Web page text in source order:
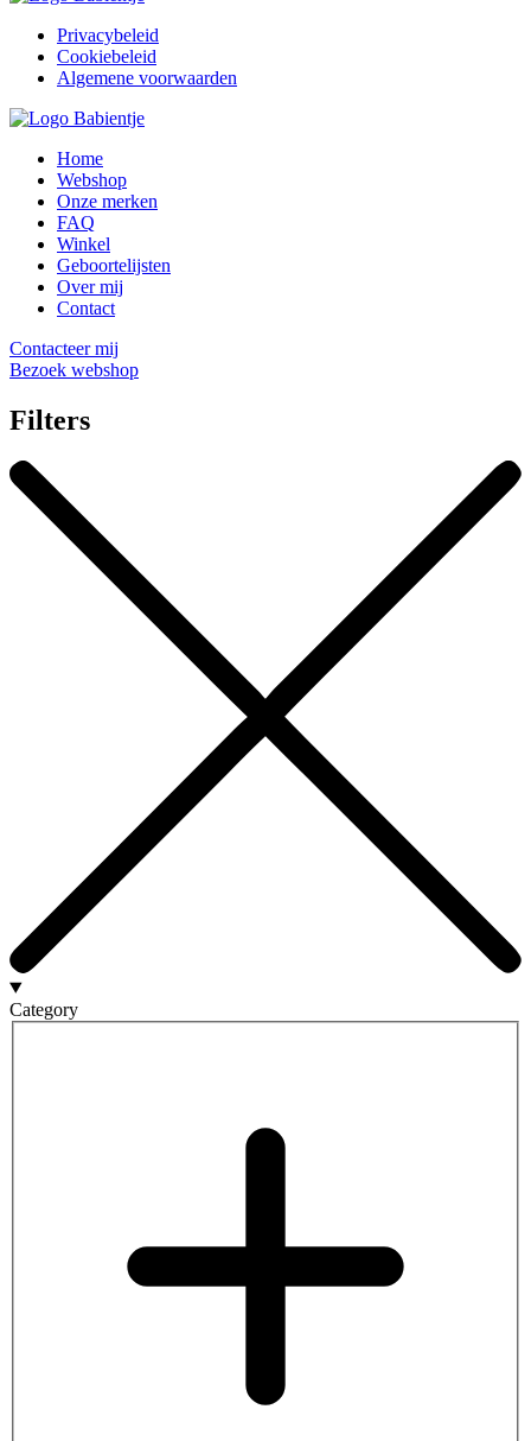
Privacybeleid
Cookiebeleid
Algemene voorwaarden
Home
Webshop
Onze merken
FAQ
Winkel
Geboortelijsten
Over mij
Contact
Contacteer mij
Bezoek webshop
Filters
Category